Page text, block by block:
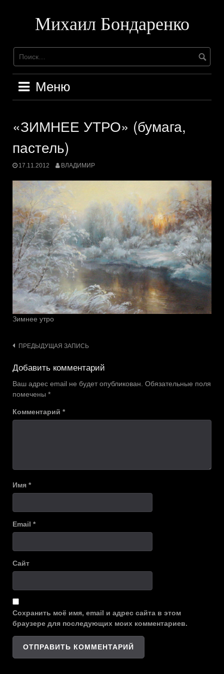
содержимомуМихаил Бондаренко
Меню
«ЗИМНЕЕ УТРО» (бумага,
пастель)
17.11.2012 ВЛАДИМИР
Зимнее утро
Навигация
записям
ПРЕДЫДУЩАЯ ЗАПИСЬ
Добавить комментарий
Ваш адрес email не будет опубликован. Обязательные поля
помечены *
Комментарий *
Имя *
Email *
Сайт
Сохранить моё имя, email и адрес сайта в этом
браузере для последующих моих комментариев.